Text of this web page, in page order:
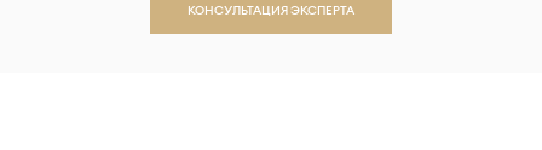
КОНСУЛЬТАЦИЯ ЭКСПЕРТА